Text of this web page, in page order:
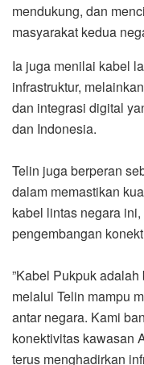
mendukung, dan
masyarakat kedua
Ia juga menilai kabel
infrastruktur,
dan integrasi digital
dan Indonesia.
Telin juga berperan
dalam memastikan
kabel lintas negara
pengembangan
”Kabel Pukpuk
melalui Telin mampu
antar negara. Kami
konektivitas kawasan
terus menghadirkan